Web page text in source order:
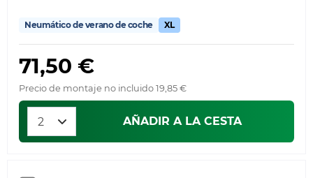
Neumático de verano de coche XL
71,50 €
Precio de montaje no incluido 19,85 €
AÑADIR A LA CESTA